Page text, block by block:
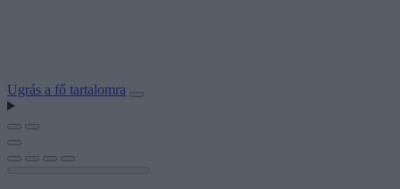
Ugrás a fő tartalomra